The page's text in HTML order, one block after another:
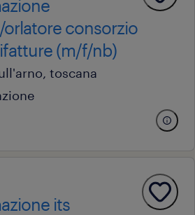
consorzio
(m/f/nb)
toscana
its